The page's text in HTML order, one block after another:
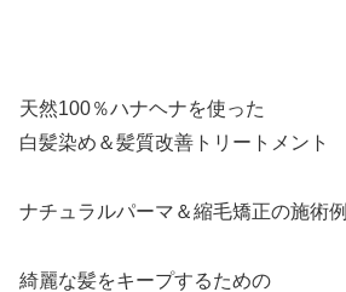
天然100％ハナヘナを使った
白髪染め＆髪質改善トリートメント
ナチュラルパーマ＆縮毛矯正の施術例
綺麗な髪をキープするための